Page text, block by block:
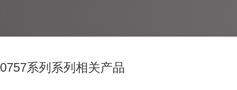
0757系列系列相关产品